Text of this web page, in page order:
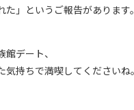
た」というご報告があります。
デート、
気持ちで満喫してくださいね。